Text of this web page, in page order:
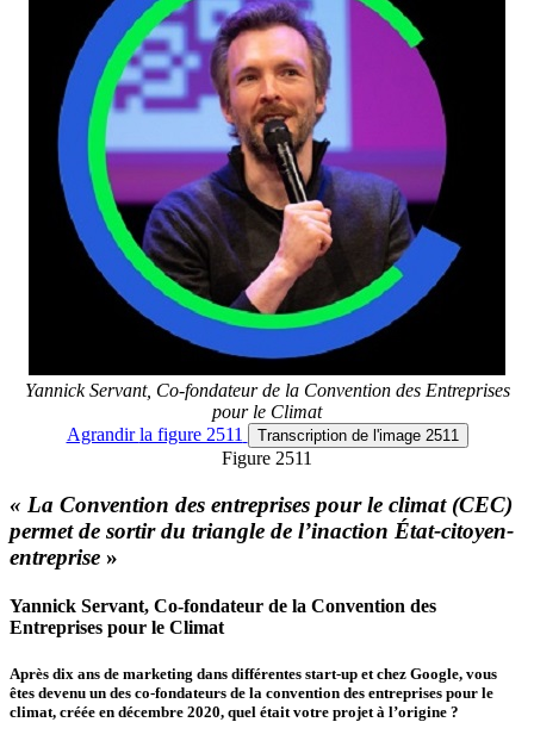
Yannick Servant, Co-fondateur de la Convention des Entreprises
pour le Climat
Agrandirla figure 2511 Transcription de l'image 2511
Figure 2511
« La Convention des entreprises pour le climat (CEC)
permet de sortir du triangle de l’inaction État-citoyen-
entreprise »
Yannick Servant, Co-fondateur de la Convention des
Entreprises pour le Climat
Après dix ans de marketing dans différentes start-up et chez Google, vous
êtes devenu un des co-fondateurs de la convention des entreprises pour le
climat, créée en décembre 2020, quel était votre projet à l’origine ?